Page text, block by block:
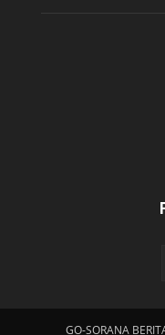
GO-SORANA